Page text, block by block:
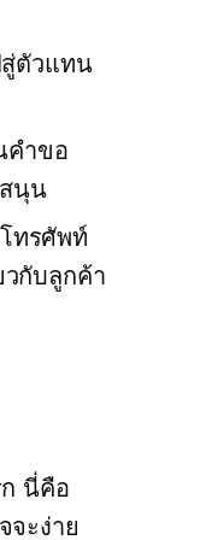
สู่ตัวแทน
คำขอ
นุน
ทรศัพท์
กับลูกค้า
นี่คือ
จะง่าย